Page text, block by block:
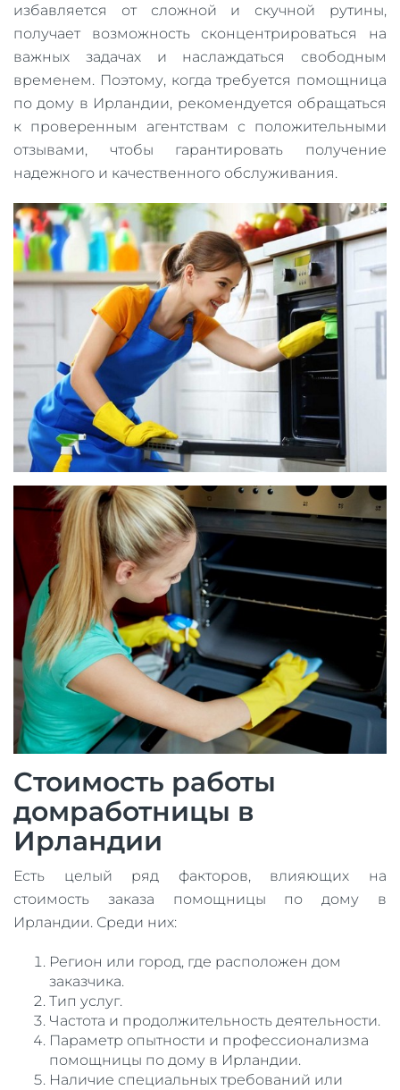
избавляется от сложной и скучной рутины,
получает возможность сконцентрироваться на
важных задачах и наслаждаться свободным
временем. Поэтому, когда требуется помощница
по дому в Ирландии, рекомендуется обращаться
к проверенным агентствам с положительными
отзывами, чтобы гарантировать получение
надежного и качественного обслуживания.
Стоимость работы
домработницы в
Ирландии
Есть целый ряд факторов, влияющих на
стоимость заказа помощницы по дому в
Ирландии. Среди них:
Регион или город, где расположен дом
заказчика.
Тип услуг.
Частота и продолжительность деятельности.
Параметр опытности и профессионализма
помощницы по дому в Ирландии.
Наличие специальных требований или